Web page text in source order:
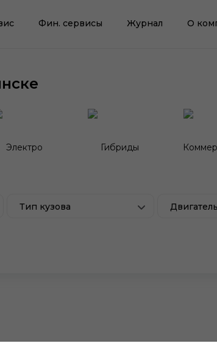
Фин. сервисы Журнал О
Электро Гибриды
Тип кузова Двигатель